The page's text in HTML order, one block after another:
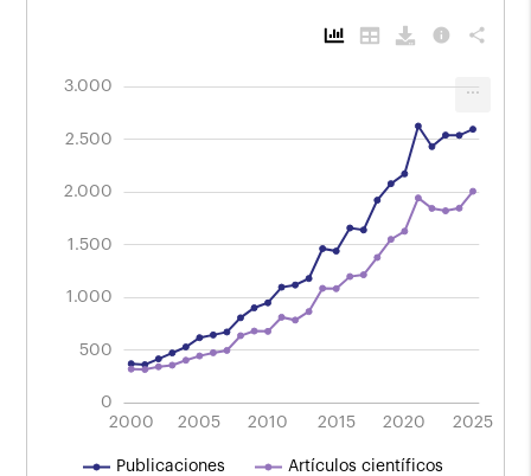
info share
Evolución de las publicaciones científicas
de autores de filiación uruguaya en Scopus
Período 2000 - 2025.
2.000
0
500
1.000
1.500
2.000
2.500
3.000
2000
2004
2008
2012
2016 2020
2024 2005 2010 2015 2025
Publicaciones Artículos científicos
...